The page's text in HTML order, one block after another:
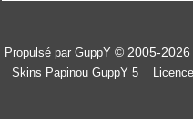
Propulsé par GuppY © 2005-2026
Skins Papinou GuppY 5